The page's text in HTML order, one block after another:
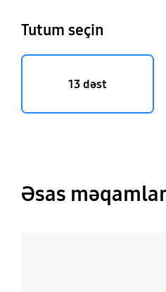
Tutum seçin
13 dəst
Əsas